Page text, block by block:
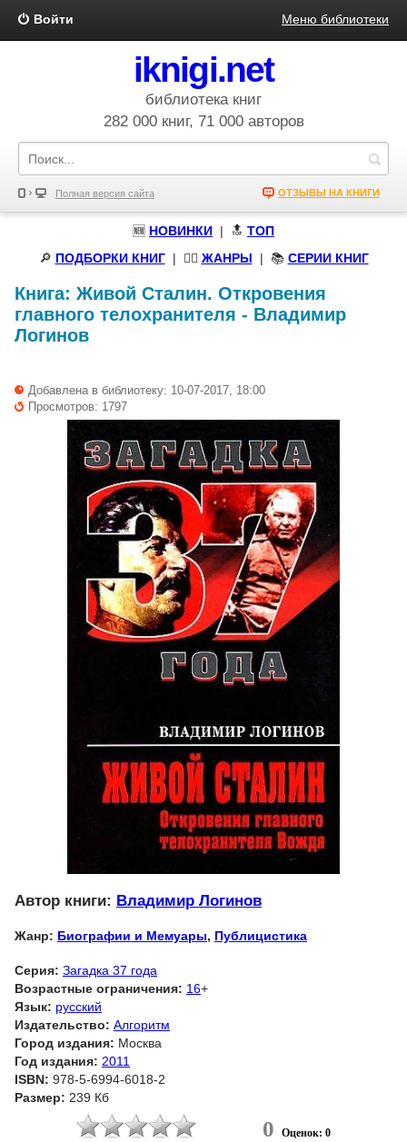
Войти Меню библиотеки
iknigi.net
библиотека книг
282 000 книг, 71 000 авторов
Полная версия сайта ОТЗЫВЫ НА КНИГИ
🆕 НОВИНКИ | 🔝 ТОП
🔎 ПОДБОРКИ КНИГ| 🧝‍♀️ ЖАНРЫ | 📚 СЕРИИ КНИГ
Книга: Живой Сталин. Откровения
главного телохранителя - Владимир
Логинов
Добавлена в библиотеку: 10-07-2017, 18:00
Просмотров: 1797
Автор книги: Владимир Логинов
Жанр: Биографии и Мемуары, Публицистика
Серия: Загадка 37 года
Возрастные ограничения: 16+
Язык: русский
Издательство: Алгоритм
Город издания: Москва
Год издания: 2011
ISBN: 978-5-6994-6018-2
Размер: 239 Кб
0 Оценок: 0